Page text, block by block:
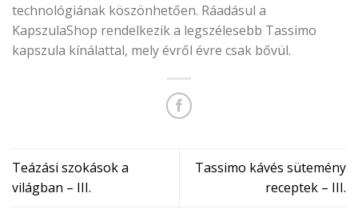
technológiának köszönhetően. Ráadásul a
KapszulaShop rendelkezik a legszélesebb Tassimo
kapszula kínálattal, mely évről évre csak bővül.
Teázási szokások a
világban – III.
Tassimo kávés sütemény
receptek – III.